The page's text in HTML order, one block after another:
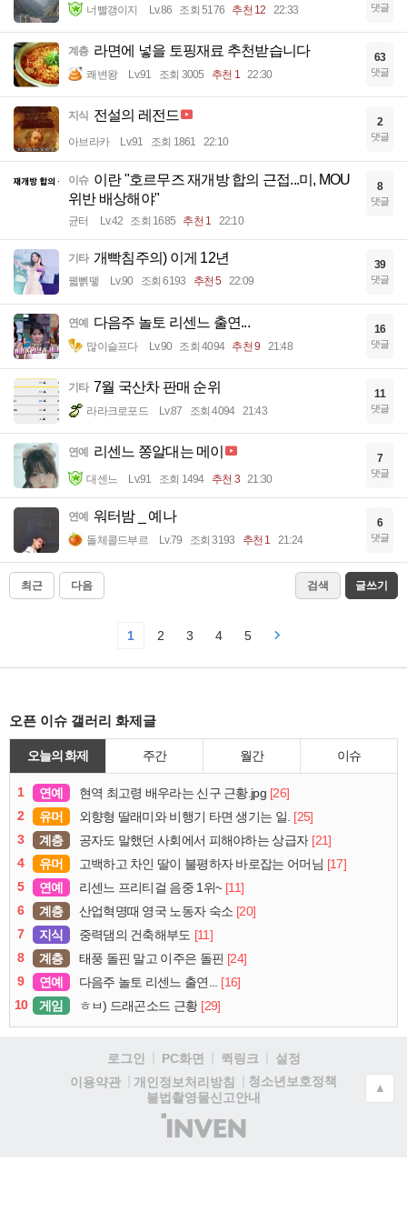
너빨갱이지 Lv.86 조회 5176 추천 12 22:33 댓글
계층 라면에 넣을 토핑재료 추천받습니다
쾌변왕 Lv.91 조회 3005 추천 1 22:30
63
댓글
지식 전설의 레전드
아브라카 Lv.91 조회 1861 22:10
2
댓글
이슈 이란 "호르무즈 재개방 합의 근접...미, MOU
위반 배상해야"
균터 Lv.42 조회 1685 추천 1 22:10
8
댓글
기타 개빡침주의) 이게 12년
꿻뻵뗗 Lv.90 조회 6193 추천 5 22:09
39
댓글
연예 다음주 놀토 리센느 출연...
많이슬프다 Lv.90 조회 4094 추천 9 21:48
16
댓글
기타 7월 국산차 판매 순위
라라크로포드 Lv.87 조회 4094 21:43
11
댓글
연예 리센느 쫑알대는 메이
대센느 Lv.91 조회 1494 추천 3 21:30
7
댓글
연예 워터밤 _ 예나
돌체콜드부르 Lv.79 조회 3193 추천 1 21:24
6
댓글
최근 다음 검색 글쓰기
1 2 3 4 5
오픈 이슈 갤러리 화제글
오늘의 화제 주간 월간 이슈
1 연예 현역 최고령 배우라는 신구 근황.jpg [26]
2
유머 외향형 딸래미와 비행기 타면 생기는 일. [25]
3
계층 공자도 말했던 사회에서 피해야하는 상급자 [21]
4
유머 고백하고 차인 딸이 불평하자 바로잡는 어머님 [17]
5
연예 리센느 프리티걸 음중 1위~ [11]
6
계층 산업혁명때 영국 노동자 숙소 [20]
7
지식 중력댐의 건축해부도 [11]
8
계층 태풍 돌핀 말고 이주은 돌핀 [24]
9
연예 다음주 놀토 리센느 출연...
[16]
10
게임 ㅎㅂ) 드래곤소드 근황 [29]
로그인 PC화면 퀵링크
설정
이용약관
개인정보처리방침
청소년보호정책
불법촬영물신고안내
(주)
인
▲